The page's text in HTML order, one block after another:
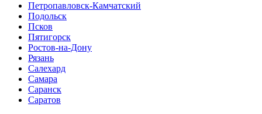
Петропавловск-Камчатский
Подольск
Псков
Пятигорск
Ростов-на-Дону
Рязань
Салехард
Самара
Саранск
Саратов